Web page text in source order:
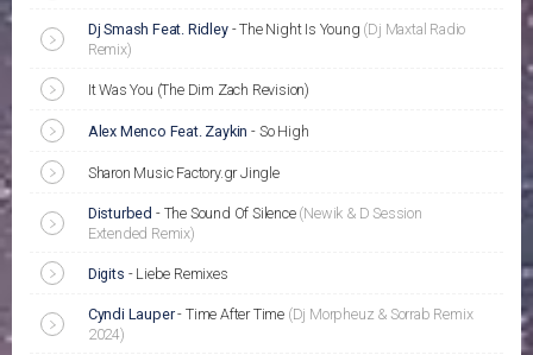
Dj Smash Feat. Ridley-The Night Is Young (Dj Maxtal Radio
Remix)
It Was You (The Dim Zach Revision)
Alex Menco Feat. Zaykin - So High
Sharon Music Factory.gr Jingle
Disturbed - The Sound Of Silence (Newik & D Session
Extended Remix)
Digits - Liebe Remixes
Cyndi Lauper- Time After Time (Dj Morpheuz & Sorrab Remix
2024)